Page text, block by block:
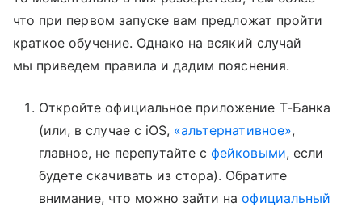
что при первом запуске вам предложат пройти
краткое обучение. Однако на всякий случай
мы приведем правила и дадим пояснения.
Откройте официальное приложение Т-Банка
(или, в случае с iOS, «альтернативное»,
главное, не перепутайте сфейковыми, если
будете скачивать из стора). Обратите
внимание, что можно зайти наофициальный